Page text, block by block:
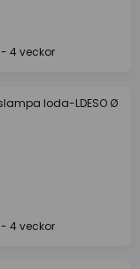
4 veckor
loda-LDESO Ø
4 veckor